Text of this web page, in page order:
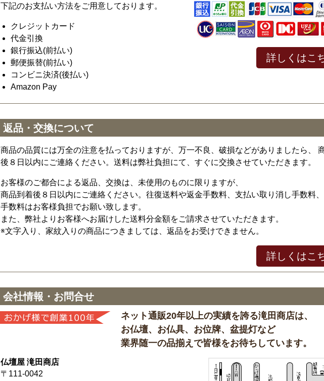
下記のお支払い方法をご用意しております。
クレジットカード
代金引換
銀行振込(前払い)
郵便振替(前払い)
コンビニ決済(後払い)
Amazon Pay
詳しくはこ
返品・交換について
商品の品質には万全の注意を払っておりますが、万一不良、破損などがありましたら、
後８日以内にご連絡ください。送料は弊社負担にて、すぐに交換させていただきます。
お客様のご都合による返品、交換は、未使用のものに限りますが、
商品到着後８日以内にご連絡ください。往復送料や返金手数料、支払い取り消し手数料
手数料はお客様負担でお願い致します。
また、弊社よりお客様へお届けした送料分金額をご請求させていただきます。
※文字入り、家紋入りの商品につきましては、返品をお受けできません。
詳しくはこ
会社情報・お問合せ
ネット通販20年以上の実績を誇る滝田商店は、
お仏壇、お仏具、お位牌、盆提灯など
業界随一の品揃えで皆様をお待ちしています。
仏壇屋 滝田商店
〒111-0042